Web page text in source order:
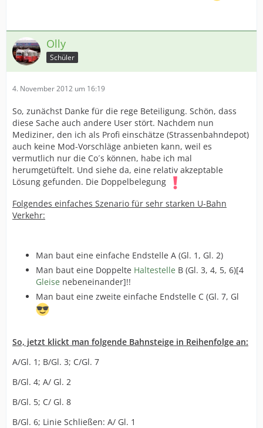
Olly
Schüler
4. November 2012 um 16:19
So, zunächst Danke für die rege Beteiligung. Schön, dass
diese Sache auch andere User stört. Nachdem nun
Mediziner, den ich als Profi einschätze (Strassenbahndepot)
auch keine Mod-Vorschläge anbieten kann, weil es
vermutlich nur die Co´s können, habe ich mal
herumgetüftelt. Und siehe da, eine relativ akzeptable
Lösung gefunden. Die Doppelbelegung
Folgendes einfaches Szenario für sehr starken U-Bahn
Verkehr:
Man baut eine einfache Endstelle A (Gl. 1, Gl. 2)
Man baut eine Doppelte Haltestelle B (Gl. 3, 4, 5, 6)[4
Gleise nebeneinander]!!
Man baut eine zweite einfache Endstelle C (Gl. 7, Gl
So, jetzt klickt man folgende Bahnsteige in Reihenfolge an:
A/Gl. 1; B/Gl. 3; C/Gl. 7
B/Gl. 4; A/ Gl. 2
B/Gl. 5; C/ Gl. 8
B/Gl. 6; Linie Schließen: A/ Gl. 1